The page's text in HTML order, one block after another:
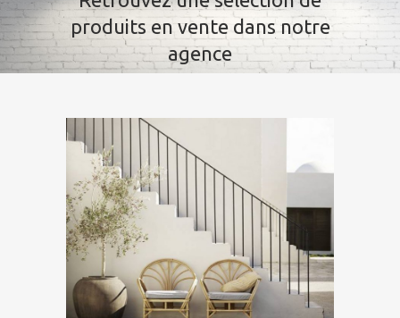
produits en vente dans notre
agence